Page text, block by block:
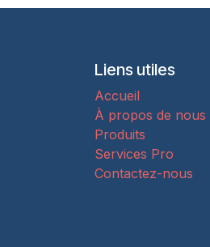
Liens utiles
Accueil
À propos de nous
Produits
Services Pro
Contactez-nous